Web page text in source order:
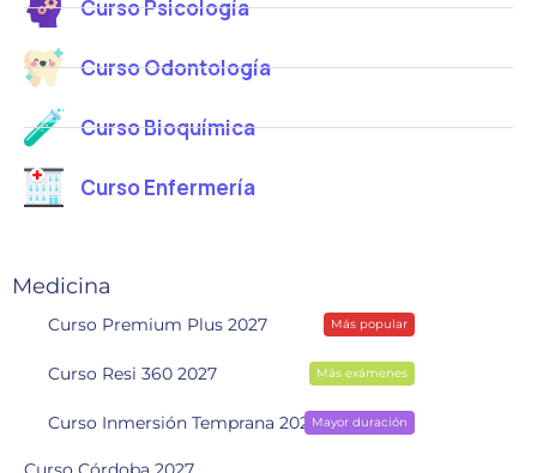
Curso Psicología
Curso Odontología
Curso Bioquímica
Curso Enfermería
Medicina
Curso Premium Plus 2027 Más popular
Curso Resi 360 2027 Más exámenes
Curso Inmersión Temprana 2028Mayor duración